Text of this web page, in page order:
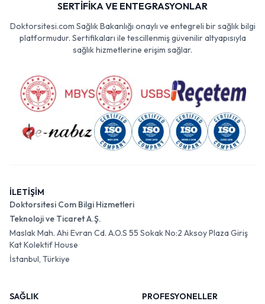
SERTİFİKA VE ENTEGRASYONLAR
Doktorsitesi.com Sağlık Bakanlığı onaylı ve entegreli bir sağlık bilgi
platformudur. Sertifikaları ile tescillenmiş güvenilir altyapısıyla
sağlık hizmetlerine erişim sağlar.
İLETİŞİM
Doktorsitesi Com Bilgi Hizmetleri
Teknoloji ve Ticaret A.Ş.
Maslak Mah. Ahi Evran Cd. A.O.S 55 Sokak No:2 Aksoy Plaza Giriş
Kat Kolektif House
İstanbul, Türkiye
SAĞLIK
PROFESYONELLER